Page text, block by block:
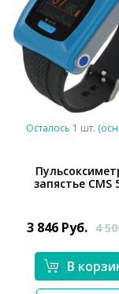
Осталось 1 шт.
запястье CMS
3 846 Руб. 4
В